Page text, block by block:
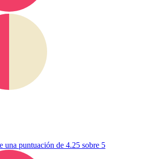
una puntuación de 4.25 sobre 5